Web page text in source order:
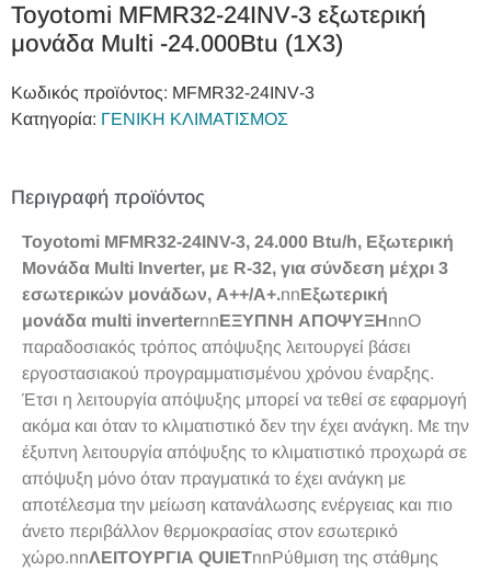
Toyotomi MFMR32‐24INV‐3 εξωτερική
μονάδα Multi -24.000Btu (1Χ3)
Κωδικός προϊόντος: MFMR32‐24INV‐3
Κατηγορία: ΓΕΝΙΚΗ ΚΛΙΜΑΤΙΣΜΟΣ
Περιγραφή προϊόντος
Toyotomi MFMR32-24INV-3, 24.000 Btu/h, Εξωτερική
Μονάδα Multi Inverter, με R-32, για σύνδεση μέχρι 3
εσωτερικών μονάδων, A++/A+.nnΕξωτερική
μονάδα multi inverternnΕΞΥΠΝΗ ΑΠΟΨΥΞΗnnΟ
παραδοσιακός τρόπος απόψυξης λειτουργεί βάσει
εργοστασιακού προγραμματισμένου χρόνου έναρξης.
Έτσι η λειτουργία απόψυξης μπορεί να τεθεί σε εφαρμογή
ακόμα και όταν το κλιματιστικό δεν την έχει ανάγκη. Με την
έξυπνη λειτουργία απόψυξης το κλιματιστικό προχωρά σε
απόψυξη μόνο όταν πραγματικά το έχει ανάγκη με
αποτέλεσμα την μείωση κατανάλωσης ενέργειας και πιο
άνετο περιβάλλον θερμοκρασίας στον εσωτερικό
χώρο.nnΛΕΙΤΟΥΡΓΙΑ QUIETnnΡύθμιση της στάθμης